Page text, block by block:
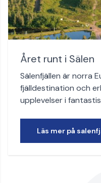
Året runt i Sälen
Sälenfjällen är norra
fjälldestination och
upplevelser i
Läs mer på